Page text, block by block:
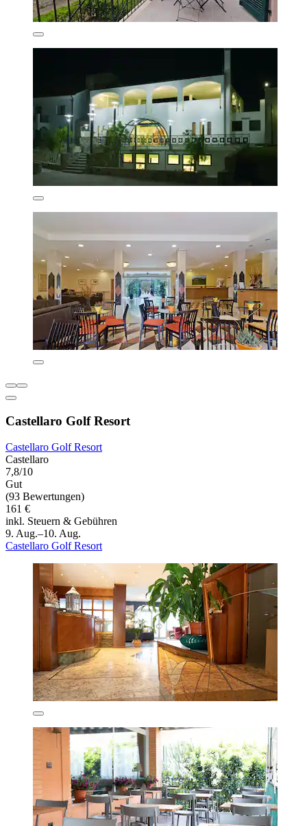
Castellaro Golf Resort
Castellaro Golf Resort
Castellaro
7,8/10
Gut
(93 Bewertungen)
161 €
inkl. Steuern & Gebühren
9. Aug.–10. Aug.
Castellaro Golf Resort